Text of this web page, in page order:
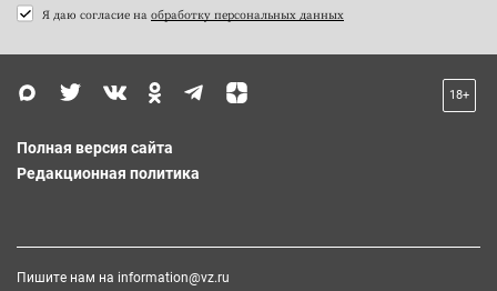
Я даю согласие на обработку персональных данных
18+
Полная версия сайта
Редакционная политика
Пишите нам на information@vz.ru